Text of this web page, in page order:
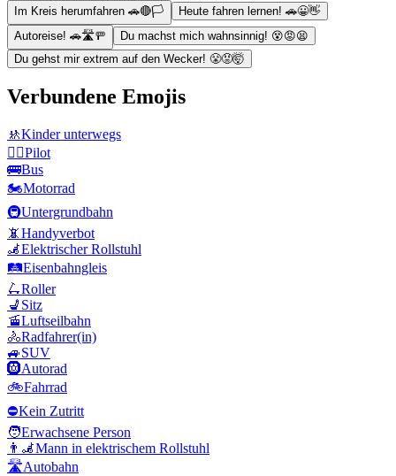
Im Kreis herumfahren 🚗🔴🏳
Heute fahren lernen! 🚗😀👋
Autoreise! 🚗🛣🚥
Du machst mich wahnsinnig! 😵😡😫
Du gehst mir extrem auf den Wecker! 😤😡🤯
Verbundene Emojis
🚸Kinder unterwegs
👨‍✈️Pilot
🚌Bus
🏍️Motorrad
🚇Untergrundbahn
📵Handyverbot
🦼Elektrischer Rollstuhl
🛤️Eisenbahngleis
🛴Roller
💺 Sitz
🚡Luftseilbahn
🚴Radfahrer(in)
🚙SUV
🛞Autorad
🚲Fahrrad
⛔Kein Zutritt
🧑Erwachsene Person
👨‍🦼Mann in elektrischem Rollstuhl
🛣️Autobahn